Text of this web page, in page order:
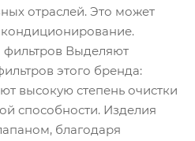
отраслей. Это может
фильтров Выделяют
этого бренда:
высокую степень очистки
способности. Изделия
благодаря